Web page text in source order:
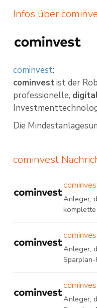
Infos über
cominvest:
cominvestist der
professionelle,
Die
cominvest
Anleger,
Anleger,
Anleger,